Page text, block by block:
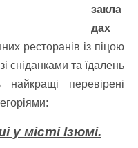
закла
дах
ресторанів із піцою
сніданками та їдалень
найкращі перевірені
у місті Ізюмі.